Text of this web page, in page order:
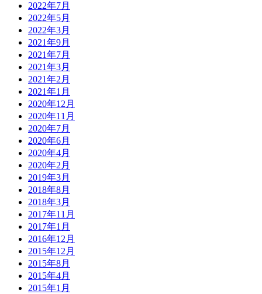
2022年7月
2022年5月
2022年3月
2021年9月
2021年7月
2021年3月
2021年2月
2021年1月
2020年12月
2020年11月
2020年7月
2020年6月
2020年4月
2020年2月
2019年3月
2018年8月
2018年3月
2017年11月
2017年1月
2016年12月
2015年12月
2015年8月
2015年4月
2015年1月